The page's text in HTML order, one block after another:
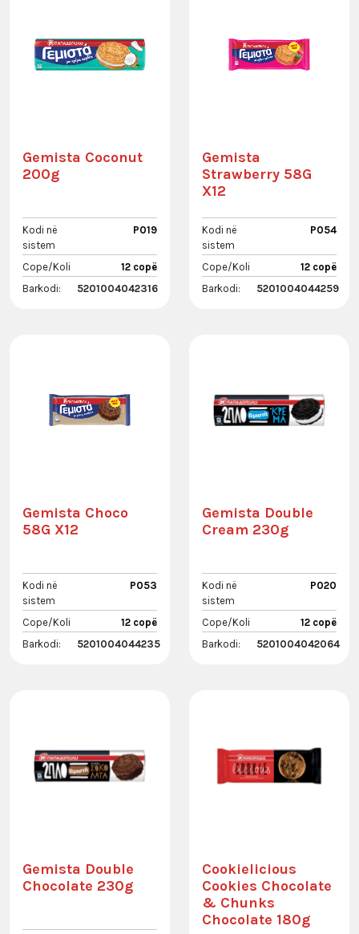
Gemista Coconut
200g
Kodi në
sistem
P019
Cope/Koli
12 copë
Barkodi:
5201004042316
Gemista
Strawberry 58G
X12
Kodi në
sistem
P054
Cope/Koli
12 copë
Barkodi:
5201004044259
Gemista Choco
58G X12
Kodi në
sistem
P053
Cope/Koli
12 copë
Barkodi:
5201004044235
Gemista Double
Cream 230g
Kodi në
sistem
P020
Cope/Koli
12 copë
Barkodi:
5201004042064
Gemista Double
Chocolate 230g
Cookielicious
Cookies Chocolate
& Chunks
Chocolate 180g